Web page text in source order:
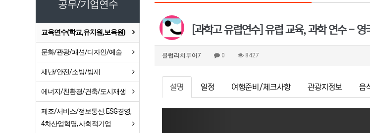
[과학고 유럽연수] 유럽 교육, 과학 연수 -
클럽리치투어7 0 8427
설명 일정 여행준비/체크사항 관광지정보 음
공무/기업연수
교육연수(학교,유치원,보육원)
문화/관광/패션/디자인/예술
재난/안전/소방/방재
에너지/친환경/건축/도시재생
제조/서비스/정보통신: ESG경영,
4차산업혁명, 사회적기업